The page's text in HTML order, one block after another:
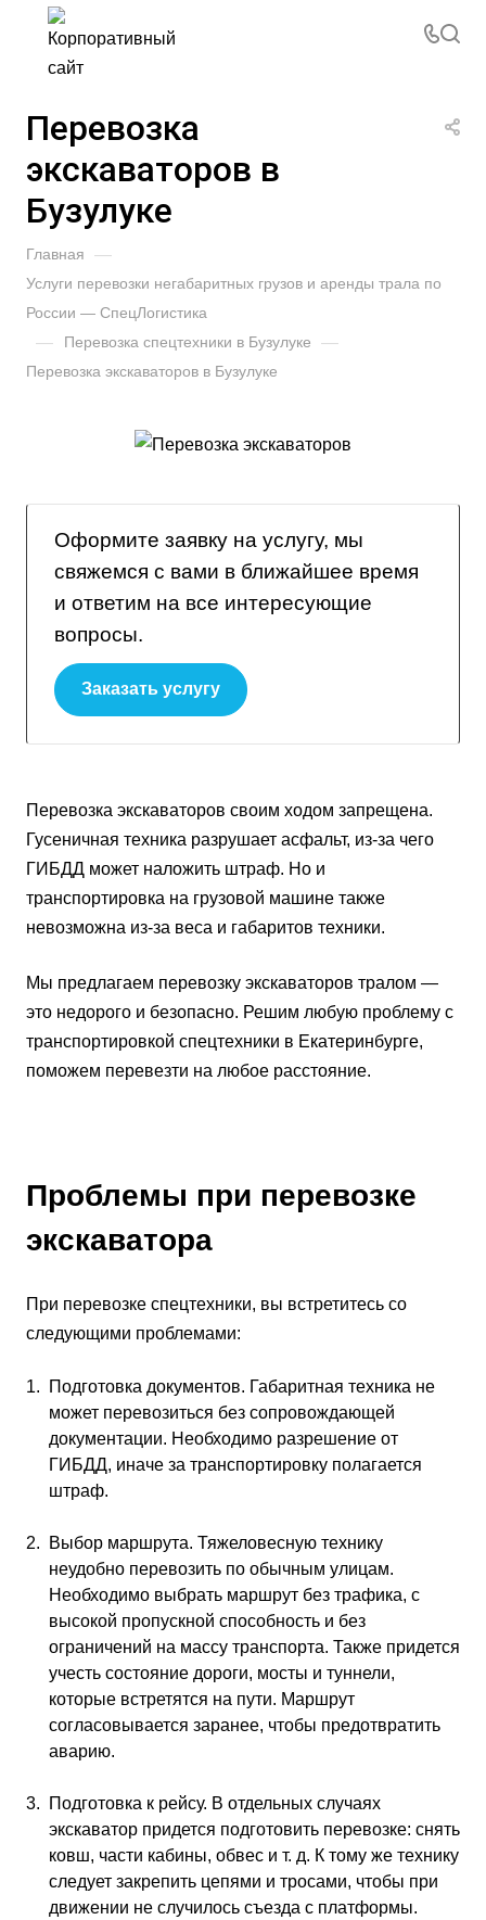
Перевозка
экскаваторов в
Бузулуке
Главная —
Услуги перевозки негабаритных грузов и аренды трала по
России — СпецЛогистика
— Перевозка спецтехники в Бузулуке —
Перевозка экскаваторов в Бузулуке
Оформите заявку на услугу, мы
свяжемся с вами в ближайшее время
и ответим на все интересующие
вопросы.
Заказать услугу
Перевозка экскаваторов своим ходом запрещена.
Гусеничная техника разрушает асфальт, из-за чего
ГИБДД может наложить штраф. Но и
транспортировка на грузовой машине также
невозможна из-за веса и габаритов техники.
Мы предлагаем перевозку экскаваторов тралом —
это недорого и безопасно. Решим любую проблему с
транспортировкой спецтехники в Екатеринбурге,
поможем перевезти на любое расстояние.
Проблемы при перевозке
экскаватора
При перевозке спецтехники, вы встретитесь со
следующими проблемами:
Подготовка документов. Габаритная техника не
может перевозиться без сопровождающей
документации. Необходимо разрешение от
ГИБДД, иначе за транспортировку полагается
штраф.
Выбор маршрута. Тяжеловесную технику
неудобно перевозить по обычным улицам.
Необходимо выбрать маршрут без трафика, с
высокой пропускной способность и без
ограничений на массу транспорта. Также придется
учесть состояние дороги, мосты и туннели,
которые встретятся на пути. Маршрут
согласовывается заранее, чтобы предотвратить
аварию.
Подготовка к рейсу. В отдельных случаях
экскаватор придется подготовить перевозке: снять
ковш, части кабины, обвес и т. д. К тому же технику
следует закрепить цепями и тросами, чтобы при
движении не случилось съезда с платформы.